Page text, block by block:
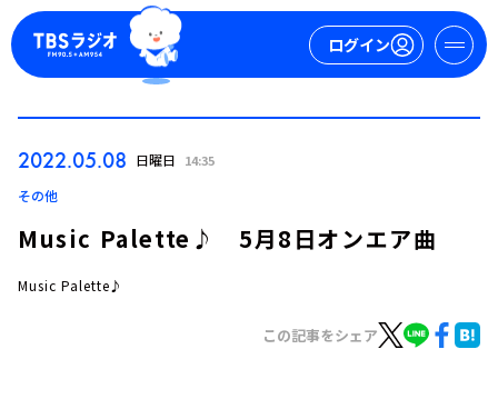
ログイン
2022.05.08 日曜日 14:35
その他
Music Palette♪ 5月8日オンエア曲
Music Palette♪
この記事をシェア